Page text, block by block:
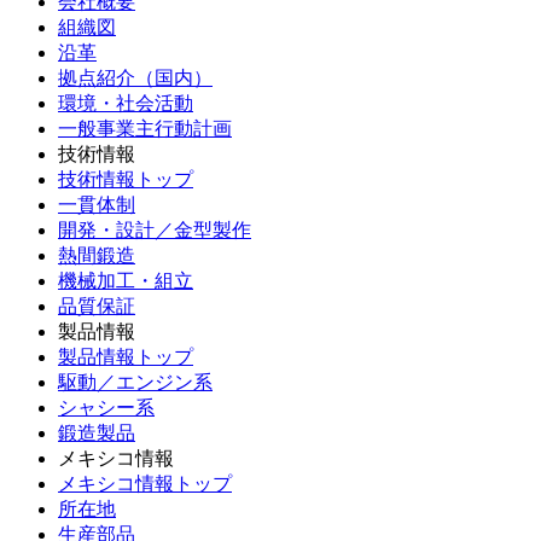
組織図
沿革
拠点紹介（国内）
環境・社会活動
一般事業主行動計画
技術情報
技術情報トップ
一貫体制
開発・設計／金型製作
熱間鍛造
機械加工・組立
品質保証
製品情報
製品情報トップ
駆動／エンジン系
シャシー系
鍛造製品
メキシコ情報
メキシコ情報トップ
所在地
生産部品